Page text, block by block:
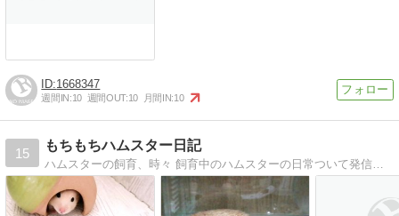
1668347
週間IN:10 週間OUT:10 月間IN:10
15
もちもちハムスター日記
ハムスターの飼育、時々 飼育中のハムスターの日常ついて発信中です♪